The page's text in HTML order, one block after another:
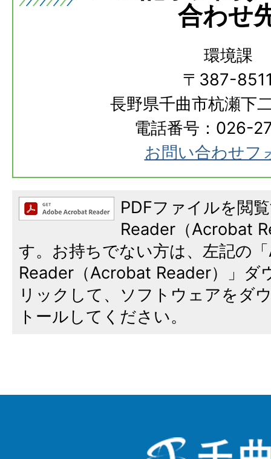
合わせ
環境課
〒387-
長野県千曲市杭瀬下
電話番号：026-
お問い合わせフ
PDFファイルを閲
Reader（Acrobat
す。お持ちでない方は、左記の
Reader（Acrobat Reader）」ダ
リックして、ソフトウェアをダ
トールしてください。
千